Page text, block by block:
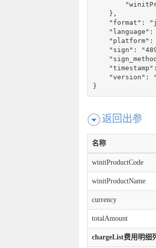
    },
"format":
"language":
"platform":
"sign":
"version":
返回出参
名称
winitProductCode
winitProductName
currency
totalAmount
chargeList费用明细